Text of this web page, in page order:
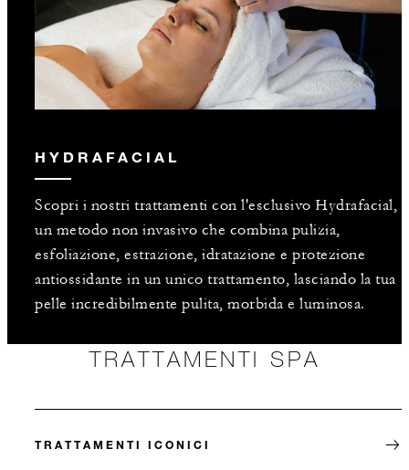
HYDRAFACIAL
Scopri i nostri trattamenti con l'esclusivo Hydrafacial,
un metodo non invasivo che combina pulizia,
esfoliazione, estrazione, idratazione e protezione
antiossidante in un unico trattamento, lasciando la tua
pelle incredibilmente pulita, morbida e luminosa.
TRATTAMENTI SPA
TRATTAMENTI ICONICI